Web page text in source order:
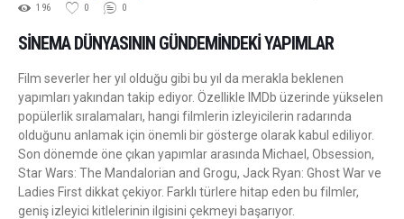
196
0 0
SINEMA DÜNYASININ GÜNDEMINDEKI YAPIMLAR
Film severler her yıl olduğu gibi bu yıl da merakla beklenen
yapımları yakından takip ediyor. Özellikle IMDb üzerinde yükselen
popülerlik sıralamaları, hangi filmlerin izleyicilerin radarında
olduğunu anlamak için önemli bir gösterge olarak kabul ediliyor.
Son dönemde öne çıkan yapımlar arasında Michael, Obsession,
Star Wars: The Mandalorian and Grogu, Jack Ryan: Ghost War ve
Ladies First dikkat çekiyor. Farklı türlere hitap eden bu filmler,
geniş izleyici kitlelerinin ilgisini çekmeyi başarıyor.